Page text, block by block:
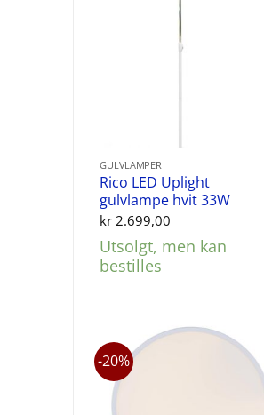
GULVLAMPER
Rico LED Uplight
gulvlampe hvit 33W
kr 2.699,00
Utsolgt, men kan
bestilles
-20%